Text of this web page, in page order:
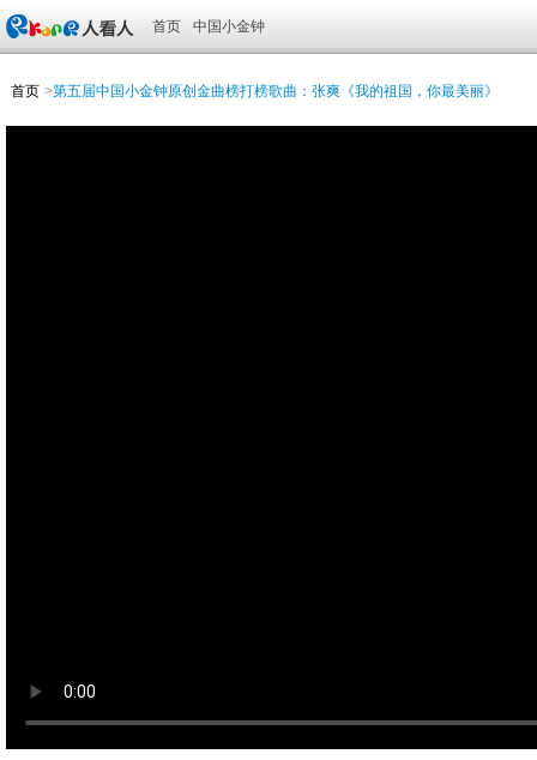
首页 中国小金钟
首页 >第五届中国小金钟原创金曲榜打榜歌曲：张爽《我的祖国，你最美丽》